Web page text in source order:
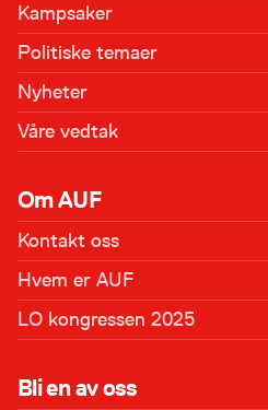
Kampsaker
Politiske temaer
Nyheter
Våre vedtak
Om AUF
Kontakt oss
Hvem er AUF
LO kongressen 2025
Bli en av oss